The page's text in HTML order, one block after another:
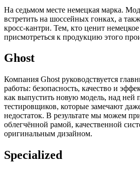
На седьмом месте немецкая марка.
встретить на шоссейных гонках, а
кросс-кантри. Тем, кто ценит немецкое
присмотреться к продукцию этого
Ghost
Компания Ghost руководствуется
работы: безопасность, качество и
как выпустить новую модель, над ней
тестировщиков, которые замечают
недостаток. В результате мы можем
облегчённой рамой, качественной
оригинальным дизайном.
Specialized